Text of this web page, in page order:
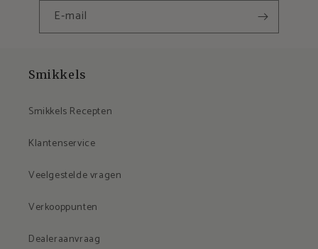
E‑mail
Smikkels
Smikkels Recepten
Klantenservice
Veelgestelde vragen
Verkooppunten
Dealeraanvraag